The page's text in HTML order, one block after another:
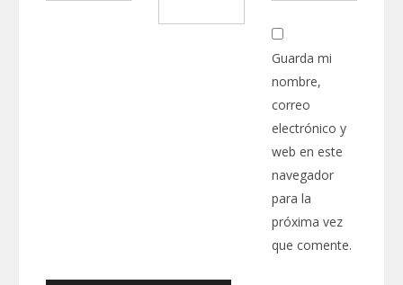
Guarda mi
nombre,
correo
electrónico y
web en este
navegador
para la
próxima vez
que comente.